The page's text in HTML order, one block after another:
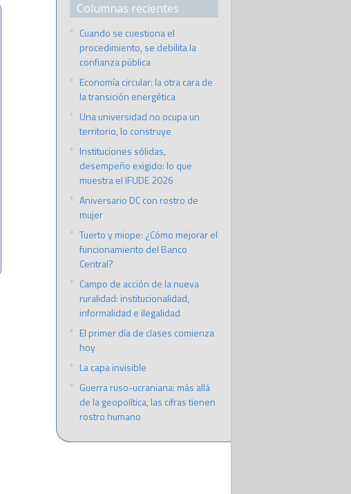
Columnas recientes
Cuando se cuestiona el
procedimiento, se debilita la
confianza pública
Economía circular: la otra cara de
la transición energética
Una universidad no ocupa un
territorio, lo construye
Instituciones sólidas,
desempeño exigido: lo que
muestra el IFUDE 2026
Aniversario DC con rostro de
mujer
Tuerto y miope: ¿Cómo mejorar el
funcionamiento del Banco
Central?
Campo de acción de la nueva
ruralidad: institucionalidad,
informalidad e ilegalidad
El primer día de clases comienza
hoy
La capa invisible
Guerra ruso-ucraniana: más allá
de la geopolítica, las cifras tienen
rostro humano